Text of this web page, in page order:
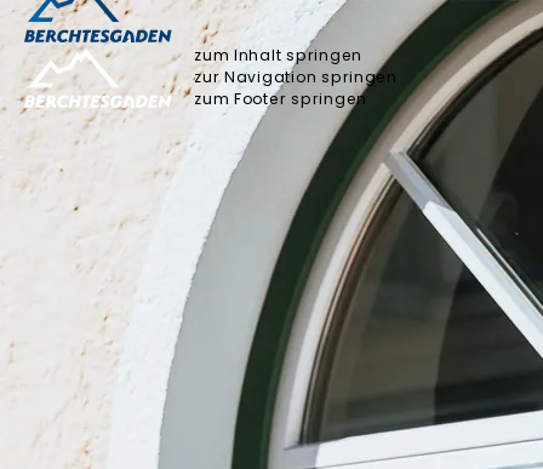
zum Inhalt springen
zur Navigation springen
zum Footer springen